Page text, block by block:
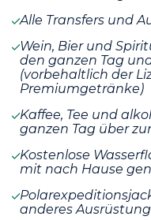
Alle Transfers und
Wein, Bier und
den ganzen Tag
(vorbehaltlich der
Premiumgetränke)
Kaffee, Tee und
ganzen Tag über
Kostenlose
mit nach Hause
anderes